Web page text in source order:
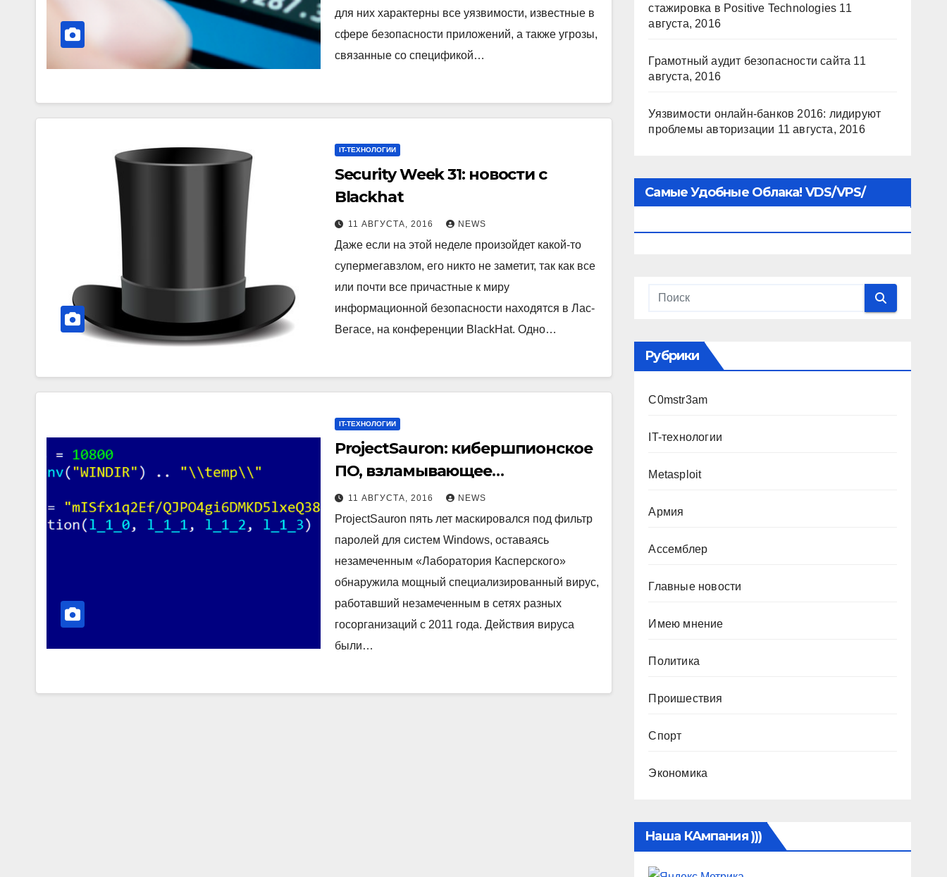
для них характерны все уязвимости, известные в
сфере безопасности приложений, а также угрозы,
связанные со спецификой…
IT-ТЕХНОЛОГИИ
Security Week 31: новости с
Blackhat
11 АВГУСТА, 2016 NEWS
Даже если на этой неделе произойдет какой-то
супермегавзлом, его никто не заметит, так как все
или почти все причастные к миру
информационной безопасности находятся в Лас-
Вегасе, на конференции BlackHat. Одно…
IT-ТЕХНОЛОГИИ
ProjectSauron: кибершпионское
ПО, взламывающее
зашифрованные каналы связи
госорганизаций
11 АВГУСТА, 2016 NEWS
ProjectSauron пять лет маскировался под фильтр
паролей для систем Windows, оставаясь
незамеченным «Лаборатория Касперского»
обнаружила мощный специализированный вирус,
работавший незамеченным в сетях разных
госорганизаций с 2011 года. Действия вируса
были…
стажировка в Positive Technologies 11
августа, 2016
Грамотный аудит безопасности сайта 11
августа, 2016
Уязвимости онлайн-банков 2016: лидируют
проблемы авторизации 11 августа, 2016
Самые Удобные Облака! VDS/VPS/
Рубрики
C0mstr3am
IT-технологии
Metasploit
Армия
Ассемблер
Главные новости
Имею мнение
Политика
Проишествия
Спорт
Экономика
Наша КАмпания )))